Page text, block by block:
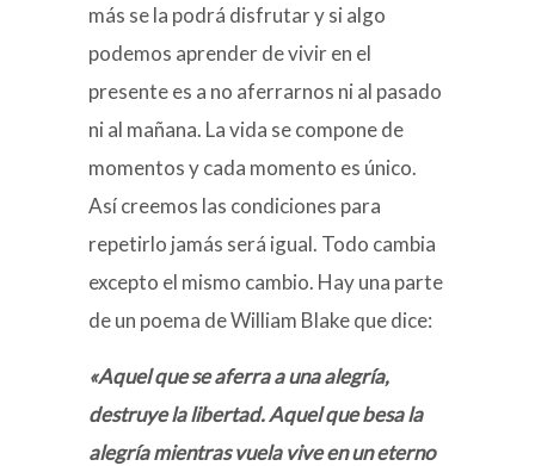
más se la podrá disfrutar y si algo
podemos aprender de vivir en el
presente es a no aferrarnos ni al pasado
ni al mañana. La vida se compone de
momentos y cada momento es único.
Así creemos las condiciones para
repetirlo jamás será igual. Todo cambia
excepto el mismo cambio. Hay una parte
de un poema de William Blake que dice:
«Aquel que se aferra a una alegría,
destruye la libertad. Aquel que besa la
alegría mientras vuela vive en un eterno